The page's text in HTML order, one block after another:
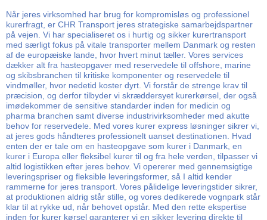
Når jeres virksomhed har brug for kompromisløs og professionel
kurerfragt, er CHR Transport jeres strategiske samarbejdspartner
på vejen. Vi har specialiseret os i hurtig og sikker kurertransport
med særligt fokus på vitale transporter mellem Danmark og resten
af de europæiske lande, hvor hvert minut tæller. Vores services
dækker alt fra hasteopgaver med reservedele til offshore, marine
og skibsbranchen til kritiske komponenter og reservedele til
vindmøller, hvor nedetid koster dyrt. Vi forstår de strenge krav til
præcision, og derfor tilbyder vi skræddersyet kurerkørsel, der også
imødekommer de sensitive standarder inden for medicin og
pharma branchen samt diverse industrivirksomheder med akutte
behov for reservedele. Med vores kurer express løsninger sikrer vi,
at jeres gods håndteres professionelt uanset destinationen. Hvad
enten der er tale om en hasteopgave som kurer i Danmark, en
kurer i Europa eller fleksibel kurer til og fra hele verden, tilpasser vi
altid logistikken efter jeres behov. Vi opererer med gennemsigtige
leveringspriser og fleksible leveringsformer, så I altid kender
rammerne for jeres transport. Vores pålidelige leveringstider sikrer,
at produktionen aldrig står stille, og vores dedikerede vognpark står
klar til at rykke ud, når behovet opstår. Med den rette ekspertise
inden for kurer kørsel garanterer vi en sikker levering direkte til